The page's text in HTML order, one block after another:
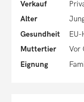
Verkauf
Alter
Gesundheit
EU-
Muttertier
Vor
Eignung